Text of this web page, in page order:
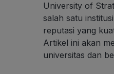
University of
salah satu
reputasi yang
Artikel ini akan
universitas dan